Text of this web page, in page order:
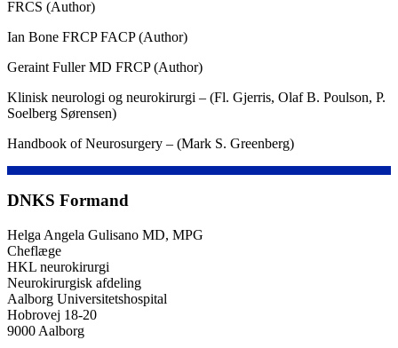
FRCS (Author)
Ian Bone FRCP FACP (Author)
Geraint Fuller MD FRCP (Author)
Klinisk neurologi og neurokirurgi – (Fl. Gjerris, Olaf B. Poulson, P.
Soelberg Sørensen)
Handbook of Neurosurgery – (Mark S. Greenberg)
DNKS Formand
Helga Angela Gulisano MD, MPG
Cheflæge
HKL neurokirurgi
Neurokirurgisk afdeling
Aalborg Universitetshospital
Hobrovej 18-20
9000 Aalborg